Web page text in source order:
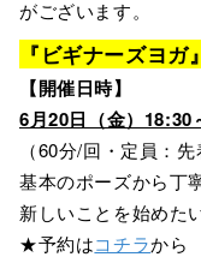
がございます。
『ビギナーズヨガ』
【開催日時】
6月20日（金）18:30
（60分/回・定員：先
基本のポーズから丁
新しいことを始めた
★予約はコチラから